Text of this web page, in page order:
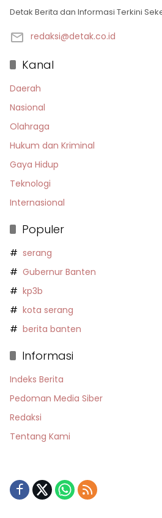
Detak Berita dan Informasi Terkini
redaksi@detak.co.id
Kanal
Daerah
Nasional
Olahraga
Hukum dan Kriminal
Gaya Hidup
Teknologi
Internasional
Populer
serang
Gubernur Banten
kp3b
kota serang
berita banten
Informasi
Indeks Berita
Pedoman Media Siber
Redaksi
Tentang Kami